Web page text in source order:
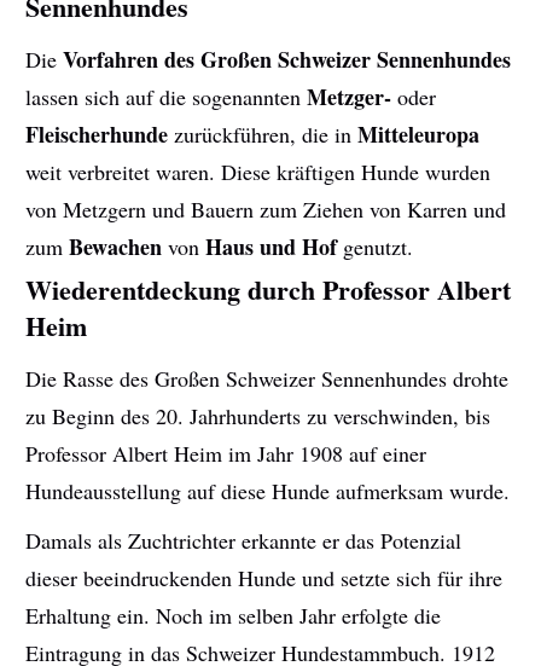
Die Vorfahren des Großen Schweizer Sennenhundes
lassen sich auf die sogenannten Metzger- oder
Fleischerhunde zurückführen, die in Mitteleuropa
weit verbreitet waren. Diese kräftigen Hunde wurden
von Metzgern und Bauern zum Ziehen von Karren und
zum Bewachen von Haus und Hofgenutzt.
Wiederentdeckung durch Professor Albert
Heim
Die Rasse des Großen Schweizer Sennenhundes drohte
zu Beginn des 20. Jahrhunderts zu verschwinden, bis
Professor Albert Heim im Jahr 1908 auf einer
Hundeausstellung auf diese Hunde aufmerksam wurde.
Damals als Zuchtrichter erkannte er das Potenzial
dieser beeindruckenden Hunde und setzte sich für ihre
Erhaltung ein. Noch im selben Jahr erfolgte die
Eintragung in das Schweizer Hundestammbuch. 1912